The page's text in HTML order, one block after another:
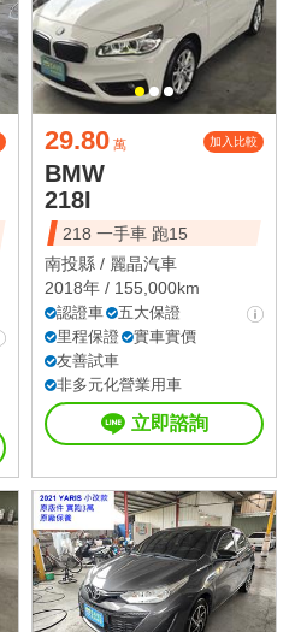
29.80 萬 加入比較
BMW
218I
218 一手車 跑15
南投縣 / 麗晶汽車
2018年 / 155,000km
認證車
五大保證
里程保證
實車實價
友善試車
非多元化營業用車
立即諮詢